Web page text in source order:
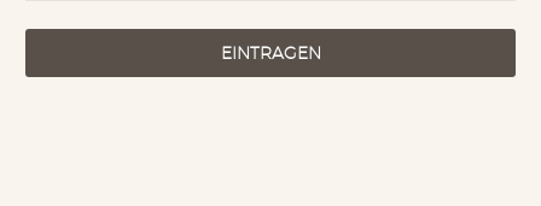
EINTRAGEN